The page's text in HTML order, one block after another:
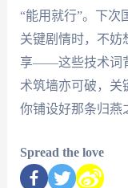
“能用就行”。下次
关键剧情时，不妨
享——这些技术词
术筑墙亦可破，关
你铺设好那条归燕
Spread the love